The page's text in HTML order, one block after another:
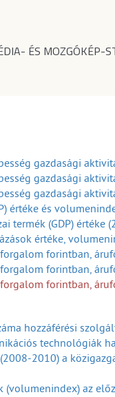
ÉS MOZGÓKÉP-
gazdasági
gazdasági
gazdasági
értéke és
termék (GDP) értéke
értéke,
forintban,
forintban,
forintban,
év =100,0) (2001-2025)
hozzáférési
technológiák
2010) a
(volumenindex) az